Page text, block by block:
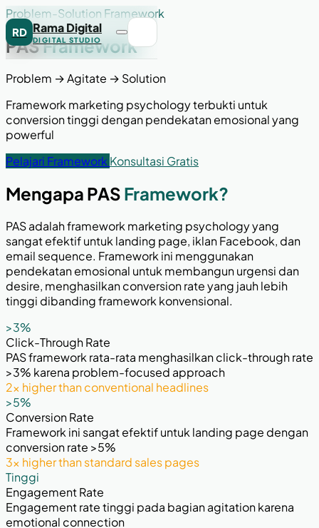
RD Rama Digital
DIGITAL STUDIO
Problem-Solution Framework
PASFramework
Problem → Agitate → Solution
Framework marketing psychology terbukti untuk
conversion tinggi dengan pendekatan emosional yang
powerful
Pelajari Framework Konsultasi Gratis
Mengapa PAS Framework?
PAS adalah framework marketing psychology yang
sangat efektif untuk landing page, iklan Facebook, dan
email sequence. Framework ini menggunakan
pendekatan emosional untuk membangun urgensi dan
desire, menghasilkan conversion rate yang jauh lebih
tinggi dibanding framework konvensional.
>3%
Click-Through Rate
PAS framework rata-rata menghasilkan click-through rate
>3% karena problem-focused approach
2x higher than conventional headlines
>5%
Conversion Rate
Framework ini sangat efektif untuk landing page dengan
conversion rate >5%
3x higher than standard sales pages
Tinggi
Engagement Rate
Engagement rate tinggi pada bagian agitation karena
emotional connection